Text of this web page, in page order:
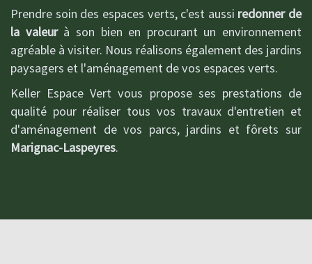
Prendre soin des espaces verts, c'est aussi redonner de
la valeurà son bien en procurant un environnement
agréable à visiter. Nous réalisons également des jardins
paysagers et l'aménagement de vos espaces verts.
Keller Espace Vert vous propose ses prestations de
qualité pour réaliser tous vos travaux d'entretien et
d'aménagement de vos parcs, jardins et fôrets sur
Marignac-Laspeyres.